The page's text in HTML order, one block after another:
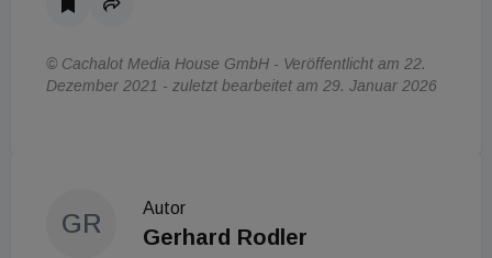
© Cachalot Media House GmbH - Veröffentlicht am 22.
Dezember 2021 - zuletzt bearbeitet am 29. Januar 2026
GR
Autor
Gerhard Rodler